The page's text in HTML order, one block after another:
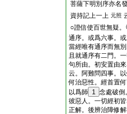
菩薩下明別序亦名
資持記上一上 元照
○證信使百世無疑
通序。或爲六事。
當經唯有通序而無
且就通序有二門。
句所由。初安置由
云。阿難問四事。
何治惡性。經首置
以爲師 1 念處破倒
彼惡人。一切經初
正解。後辨治障修